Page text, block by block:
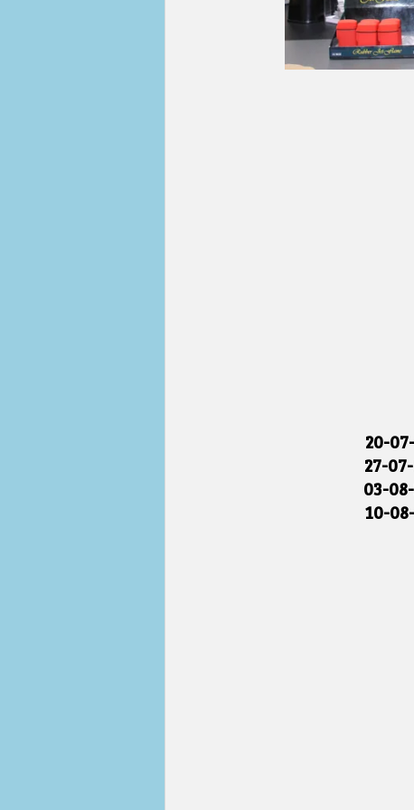
20-
27-
03-
10-